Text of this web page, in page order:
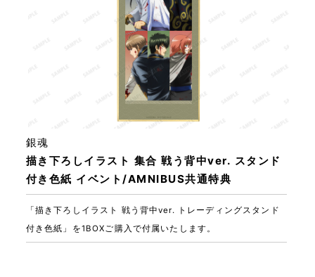
描き下ろしイラスト 集合 戦う背中ver. スタンド
付き色紙 イベント/AMNIBUS共通特典
銀魂
「描き下ろしイラスト 戦う背中ver. トレーディングスタンド
付き色紙」を1BOXご購入で付属いたします。